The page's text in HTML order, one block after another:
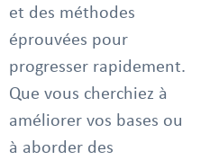
et des méthodes
éprouvées pour
progresser rapidement.
Que vous cherchiez à
améliorer vos bases ou
à aborder des